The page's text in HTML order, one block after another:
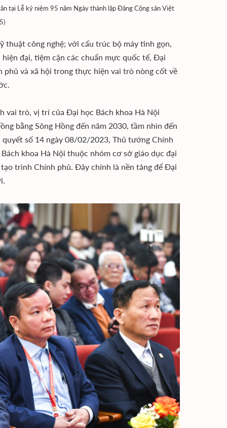
tại Lễ kỷ niệm 95 năm Ngày thành lập Đảng Cộng sản Việt
thuật công nghệ; với cấu trúc bộ máy tinh gọn,
đại, tiệm cận các chuẩn mực quốc tế, Đại
phủ và xã hội trong thực hiện vai trò nòng cốt về
vai trò, vị trí của Đại học Bách khoa Hà Nội
bằng Sông Hồng đến năm 2030, tầm nhìn đến
số 14 ngày 08/02/2023, Thủ tướng Chính
khoa Hà Nội thuộc nhóm cơ sở giáo dục đại
trình Chính phủ. Đây chính là nền tảng để Đại